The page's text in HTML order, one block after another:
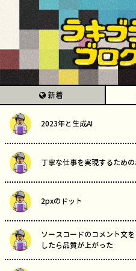
: getimagesize(https://
/home/luckybro/blog.lucky-
新着
2023年と生成AI
丁寧な仕事を実現するため
2pxのドット
ソースコードのコメント文
したら品質が上がった